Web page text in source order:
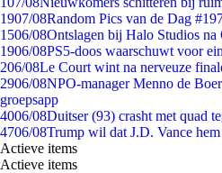
1907/08Random Pics van de Dag
1506/08Ontslagen bij Halo Studios na
1906/08PS5-doos waarschuwt voor
206/08Le Court wint na nerveuze
2906/08NPO-manager Menno de
groepsapp
4006/08Duitser (93) crasht met quad
4706/08Trump wil dat J.D. Vance
Actieve items
Actieve items